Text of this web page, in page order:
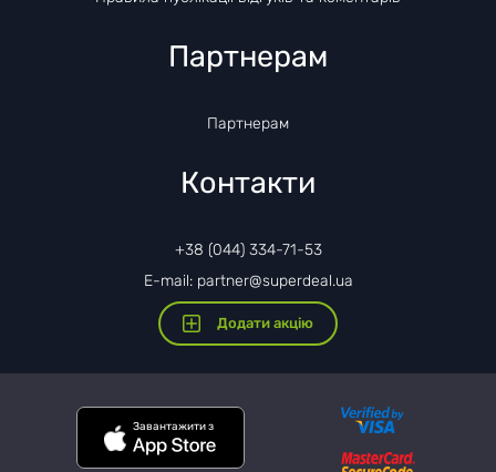
Партнерам
Партнерам
Контакти
+38 (044) 334-71-53
E-mail: partner@superdeal.ua
Додати акцію
Завантажити з